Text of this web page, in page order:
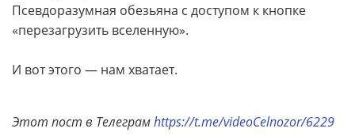
Псевдоразумная обезьяна с доступом к кнопке
«перезагрузить вселенную».
И вот этого — нам хватает.
Этот пост в Телеграмhttps://t.me/videoCelnozor/6229